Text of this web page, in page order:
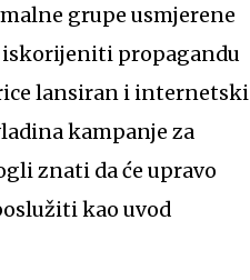
grupe usmjerene
propagandu
lansiran i internetski
kampanje za
znati da će upravo
kao uvod